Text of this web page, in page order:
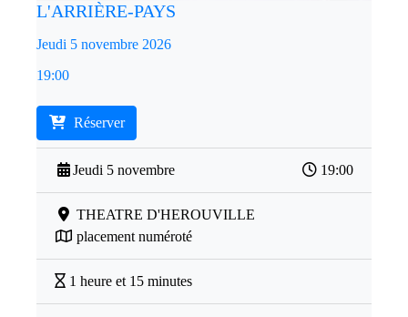
L'ARRIÈRE-PAYS
Jeudi 5 novembre 2026
19:00
Réserver
Jeudi 5 novembre 19:00
THEATRE D'HEROUVILLE
placement numéroté
1 heure et 15 minutes